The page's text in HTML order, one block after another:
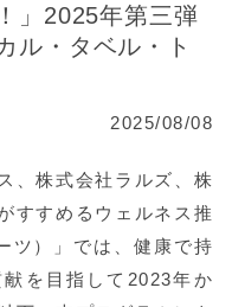
」2025年第三弾
ル・タベル・ト
2025/08/08
、株式会社ラルズ、株
すすめるウェルネス推
ツ）」では、健康で持
を目指して2023年か